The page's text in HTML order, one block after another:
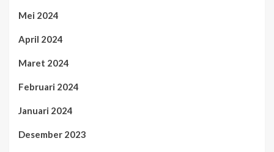
Mei 2024
April 2024
Maret 2024
Februari 2024
Januari 2024
Desember 2023